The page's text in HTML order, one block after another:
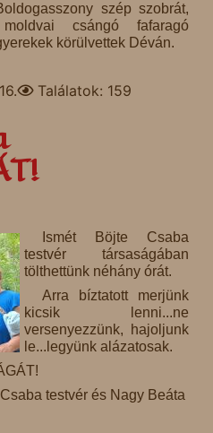
szép szobrát,
csángó fafaragó
körülvettek Déván.
Találatok: 159
Ismét Böjte Csaba
testvér társaságában
tölthettünk néhány órát.
Arra bíztatott merjünk
kicsik lenni...ne
versenyezzünk, hajoljunk
le...legyünk alázatosak.
testvér és Nagy Beáta